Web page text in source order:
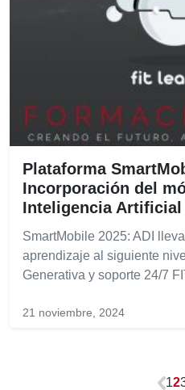
Plataforma
Incorporación del
Inteligencia Artificial
SmartMobile 2025: ADI
aprendizaje al siguiente
Generativa y soporte 24/7
21 noviembre, 2024
12